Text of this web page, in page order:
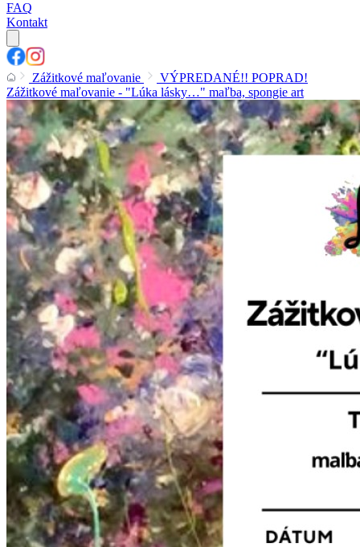
FAQ
Kontakt
Zážitkové maľovanie
VÝPREDANÉ!! POPRAD!
Zážitkové maľovanie - "Lúka lásky…" maľba, spongie art